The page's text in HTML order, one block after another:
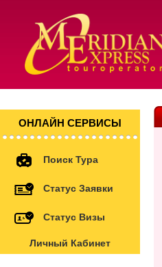
ОНЛАЙН СЕРВИСЫ
Поиск Тура
Статус Заявки
Статус Визы
Личный Кабинет